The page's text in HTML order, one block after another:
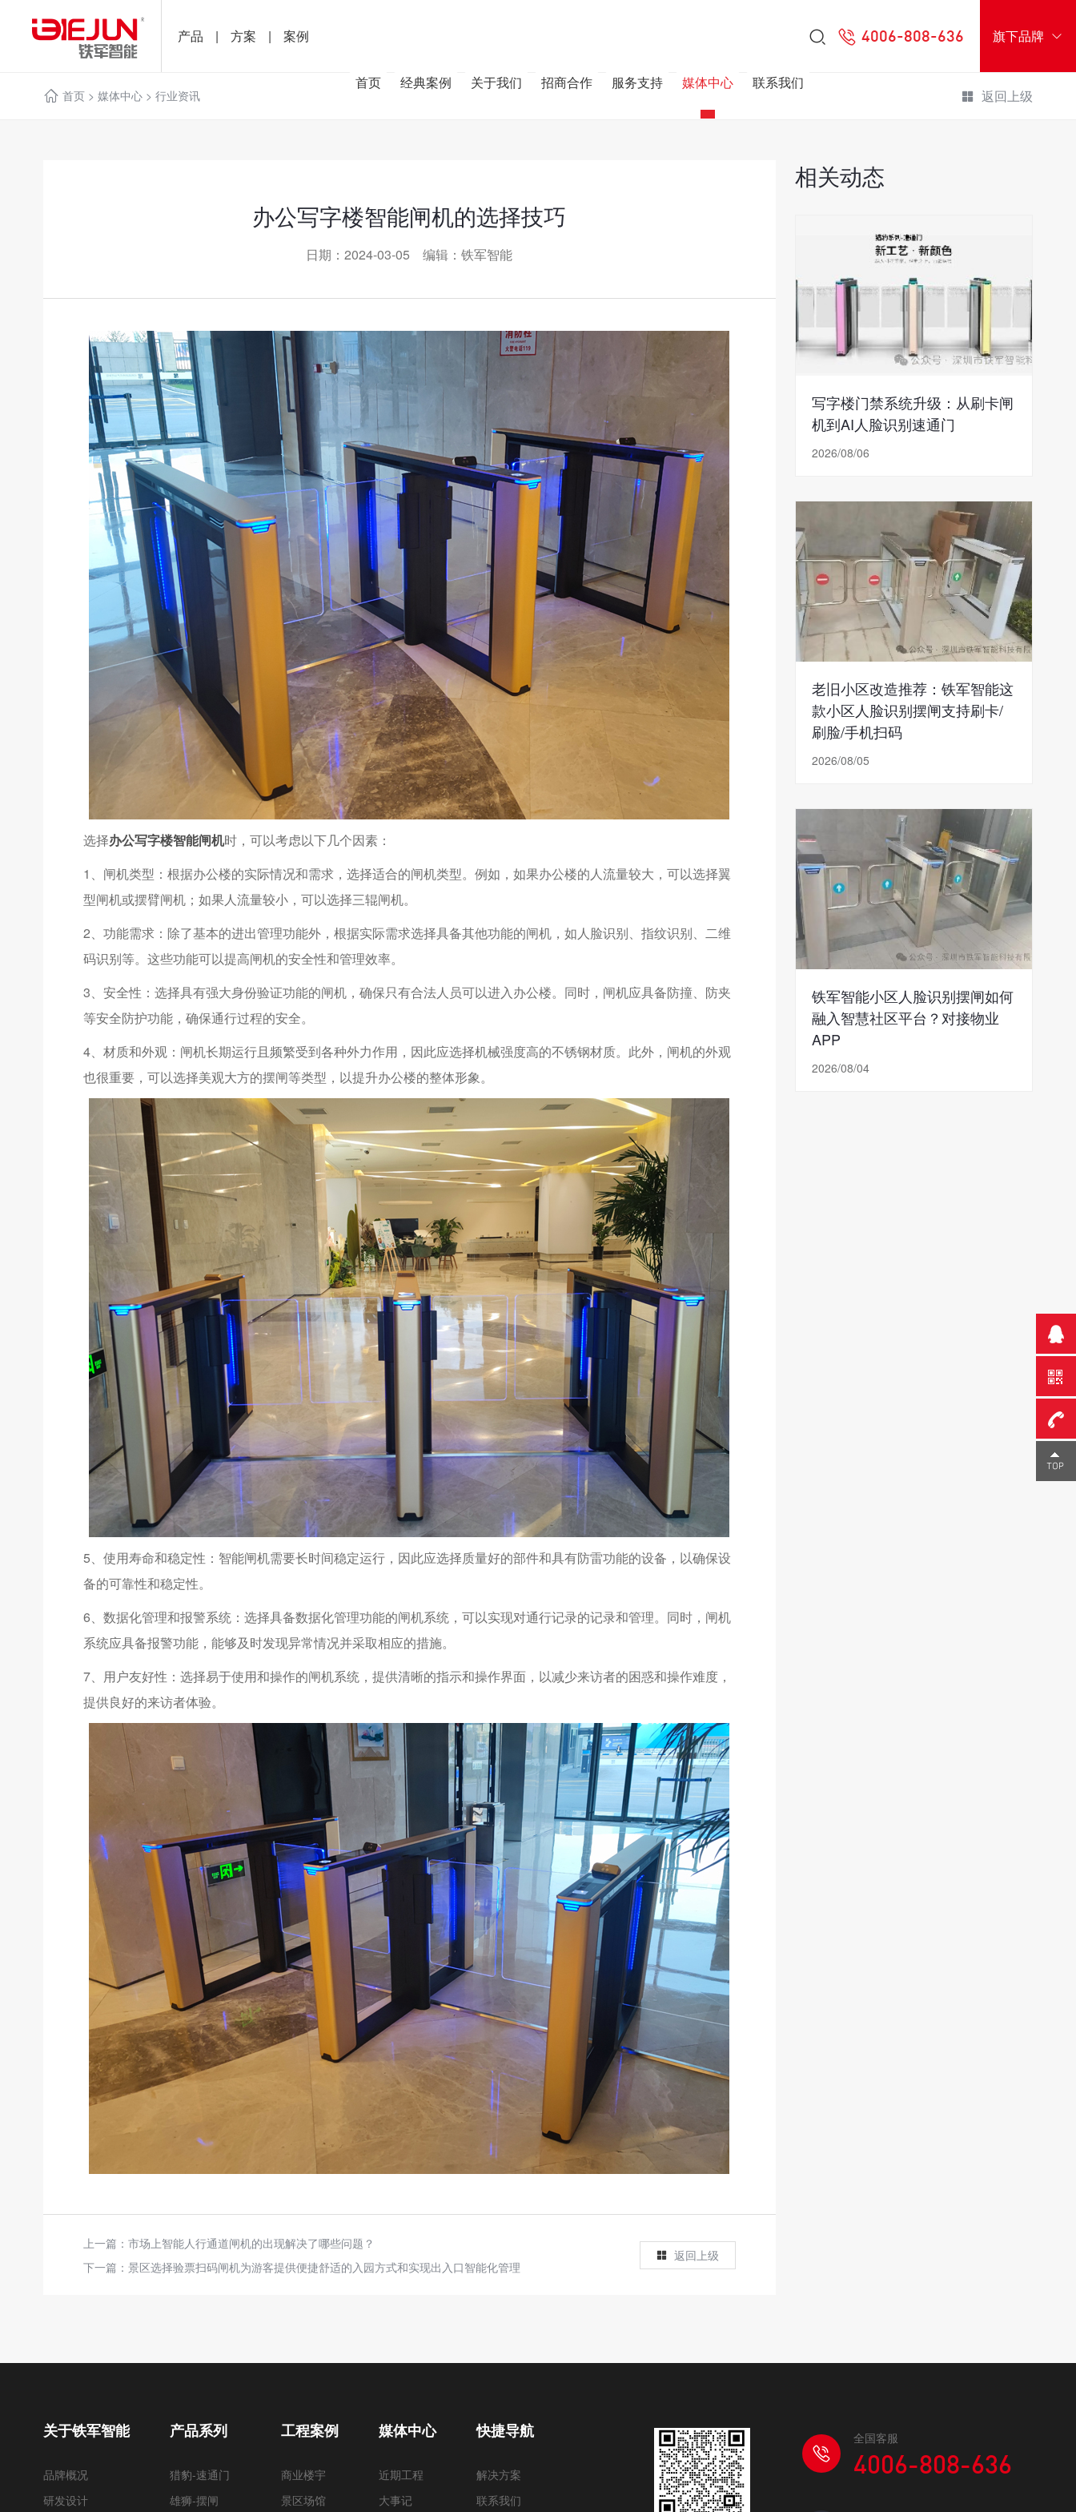
产品 | 方案 | 案例 旗下品牌
4006-808-636
首页 经典案例 关于我们 招商合作 服务支持 媒体中心 联系我们
首页> 媒体中心> 行业资讯 返回上级
办公写字楼智能闸机的选择技巧
日期：2024-03-05 编辑：铁军智能
选择办公写字楼智能闸机时，可以考虑以下几个因素：
1、闸机类型：根据办公楼的实际情况和需求，选择适合的闸机类型。例如，如果办公楼的人流量较大，可以选择翼
型闸机或摆臂闸机；如果人流量较小，可以选择三辊闸机。
2、功能需求：除了基本的进出管理功能外，根据实际需求选择具备其他功能的闸机，如人脸识别、指纹识别、二维
码识别等。这些功能可以提高闸机的安全性和管理效率。
3、安全性：选择具有强大身份验证功能的闸机，确保只有合法人员可以进入办公楼。同时，闸机应具备防撞、防夹
等安全防护功能，确保通行过程的安全。
4、材质和外观：闸机长期运行且频繁受到各种外力作用，因此应选择机械强度高的不锈钢材质。此外，闸机的外观
也很重要，可以选择美观大方的摆闸等类型，以提升办公楼的整体形象。
5、使用寿命和稳定性：智能闸机需要长时间稳定运行，因此应选择质量好的部件和具有防雷功能的设备，以确保设
备的可靠性和稳定性。
6、数据化管理和报警系统：选择具备数据化管理功能的闸机系统，可以实现对通行记录的记录和管理。同时，闸机
系统应具备报警功能，能够及时发现异常情况并采取相应的措施。
7、用户友好性：选择易于使用和操作的闸机系统，提供清晰的指示和操作界面，以减少来访者的困惑和操作难度，
提供良好的来访者体验。
上一篇： 市场上智能人行通道闸机的出现解决了哪些问题？
下一篇： 景区选择验票扫码闸机为游客提供便捷舒适的入园方式和实现出入口智能化管理
返回上级
相关动态
写字楼门禁系统升级：从刷卡闸
机到AI人脸识别速通门
2026/08/06
老旧小区改造推荐：铁军智能这
款小区人脸识别摆闸支持刷卡/
刷脸/手机扫码
2026/08/05
铁军智能小区人脸识别摆闸如何
融入智慧社区平台？对接物业
APP
2026/08/04
关于铁军智能
品牌概况
研发设计
产品系列
猎豹-速通门
雄狮-摆闸
工程案例
商业楼宇
景区场馆
媒体中心
近期工程
大事记
快捷导航
解决方案
联系我们
全国客服
4006-808-636
0755-